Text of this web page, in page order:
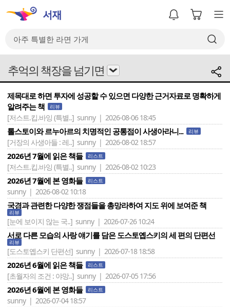
추억의 책장을 넘기면
제목대로 하면 투자에 성공할 수 있으면 다양한 근거자료로 명확하게
알려주는 책
리뷰
[저스트.킵.바잉 (특별..] sunny | 2026-08-06 18:45
톨스토이와 르누아르의 치명적인 공통점이 사생아라니... 리뷰
[거장의 사생아들 : 레..] sunny | 2026-08-02 18:57
2026년 7월에 읽은 책들 리스트
[저스트.킵.바잉 (특별..] sunny | 2026-08-02 10:23
2026년 7월에 본 영화들 리스트
sunny | 2026-08-02 10:18
국경과 관련한 다양한 쟁점들을 총망라하여 지도 위에 보여준 책
리뷰
[눈에 보이지 않는 국..] sunny | 2026-07-26 10:24
서로 다른 모습의 사랑 얘기를 담은 도스토옙스키의 세 편의 단편선
리뷰
[도스토옙스키 단편선] sunny | 2026-07-18 18:58
2026년 6월에 읽은 책들 리스트
[초월자의 조건 : 야망..] sunny | 2026-07-05 17:56
2026년 6월에 본 영화들 리스트
sunny | 2026-07-04 18:57